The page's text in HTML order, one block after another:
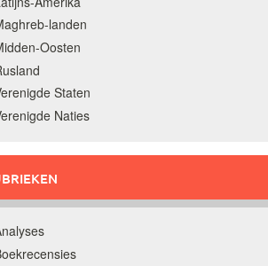
landen
Oosten
Staten
Naties